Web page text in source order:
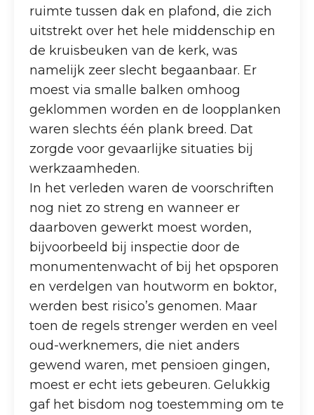
ruimte tussen dak en plafond, die zich
uitstrekt over het hele middenschip en
de kruisbeuken van de kerk, was
namelijk zeer slecht begaanbaar. Er
moest via smalle balken omhoog
geklommen worden en de loopplanken
waren slechts één plank breed. Dat
zorgde voor gevaarlijke situaties bij
werkzaamheden.
In het verleden waren de voorschriften
nog niet zo streng en wanneer er
daarboven gewerkt moest worden,
bijvoorbeeld bij inspectie door de
monumentenwacht of bij het opsporen
en verdelgen van houtworm en boktor,
werden best risico’s genomen. Maar
toen de regels strenger werden en veel
oud-werknemers, die niet anders
gewend waren, met pensioen gingen,
moest er echt iets gebeuren. Gelukkig
gaf het bisdom nog toestemming om te